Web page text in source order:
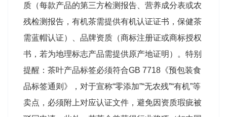
质（每款产品的第三方检测报告、营养成分表或农
残检测报告，有机茶需提供有机认证证书，保健茶
需蓝帽认证）、品牌资质（商标注册证或商标授权
书，若为地理标志产品需提供原产地证明）。特别
提醒：茶叶产品标签必须符合GB 7718《预包装食
品标签通则》，对于宣称“零添加”“无农残”“有机”等
卖点，必须附上对应认证文件，避免因资质瑕疵被